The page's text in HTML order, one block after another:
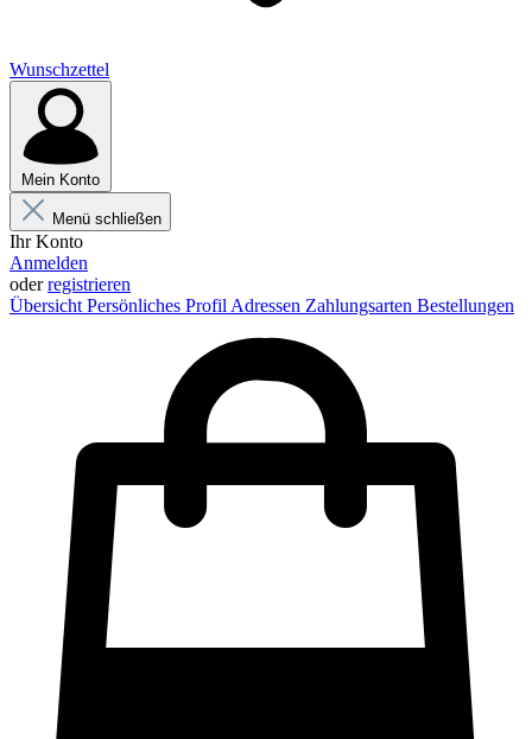
Wunschzettel
Mein Konto
Menü schließen
Ihr Konto
Anmelden
oderregistrieren
Übersicht Persönliches Profil Adressen Zahlungsarten Bestellungen